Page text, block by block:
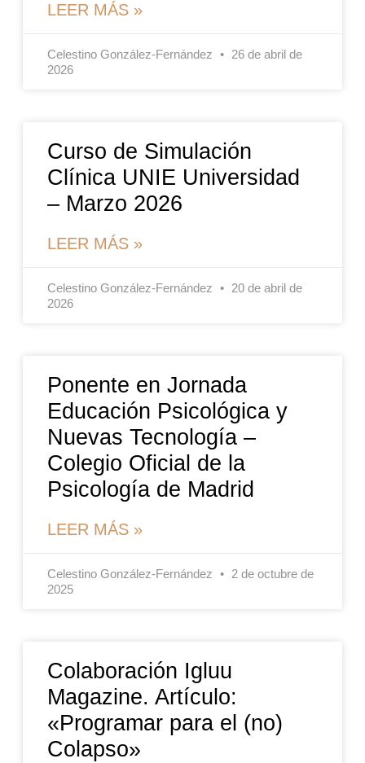
LEER MÁS »
Celestino González-Fernández
26 de abril de
2026
Curso de Simulación
Clínica UNIE Universidad
– Marzo 2026
LEER MÁS »
Celestino González-Fernández
20 de abril de
2026
Ponente en Jornada
Educación Psicológica y
Nuevas Tecnología –
Colegio Oficial de la
Psicología de Madrid
LEER MÁS »
Celestino González-Fernández
2 de octubre de
2025
Colaboración Igluu
Magazine. Artículo:
«Programar para el (no)
Colapso»